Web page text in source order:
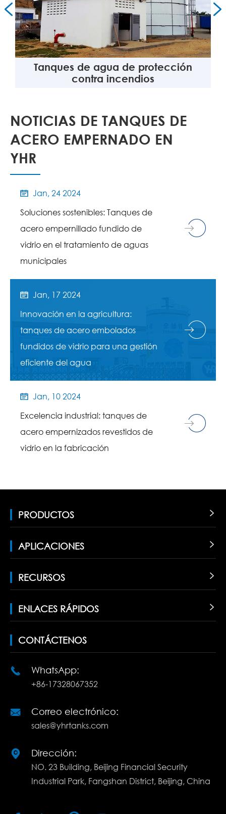
Tanques de agua de protección
contra incendios
 
NOTICIAS DE TANQUES DE
ACERO EMPERNADO EN
YHR

Jan, 24 2024
Soluciones sostenibles: Tanques de
acero empernillado fundido de
vidrio en el tratamiento de aguas
municipales

Jan, 17 2024
Innovación en la agricultura:
tanques de acero embolados
fundidos de vidrio para una gestión
eficiente del agua

Jan, 10 2024
Excelencia industrial: tanques de
acero empernizados revestidos de
vidrio en la fabricación
PRODUCTOS 
APLICACIONES 
RECURSOS 
ENLACES RÁPIDOS 
CONTÁCTENOS
 WhatsApp:
+86-17328067352
 Correo electrónico:
sales@yhrtanks.com
 Dirección:
NO. 23 Building, Beijing Financial Security
Industrial Park, Fangshan District, Beijing, China